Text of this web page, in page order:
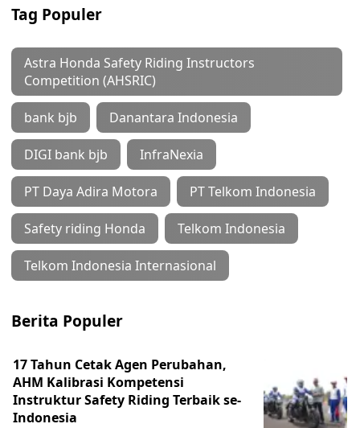
Tag Populer
Astra Honda Safety Riding Instructors
Competition (AHSRIC)
bank bjb Danantara Indonesia
DIGI bank bjb InfraNexia
PT Daya Adira Motora PT Telkom Indonesia
Safety riding Honda Telkom Indonesia
Telkom Indonesia Internasional
Berita Populer
17 Tahun Cetak Agen Perubahan,
AHM Kalibrasi Kompetensi
Instruktur Safety Riding Terbaik se-
Indonesia